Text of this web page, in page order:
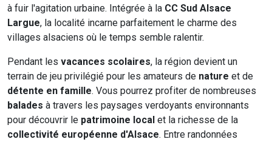
à fuir l'agitation urbaine. Intégrée à la CC Sud Alsace
Largue, la localité incarne parfaitement le charme des
villages alsaciens où le temps semble ralentir.
Pendant les vacances scolaires, la région devient un
terrain de jeu privilégié pour les amateurs de nature et de
détente en famille. Vous pourrez profiter de nombreuses
balades à travers les paysages verdoyants environnants
pour découvrir le patrimoine local et la richesse de la
collectivité européenne d'Alsace. Entre randonnées